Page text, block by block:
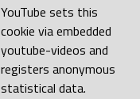
YouTube sets this
cookie via embedded
youtube-videos and
registers anonymous
statistical data.